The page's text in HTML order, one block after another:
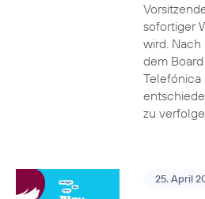
sofortiger
wird. Nach
dem
Telefónica
zu
25. April